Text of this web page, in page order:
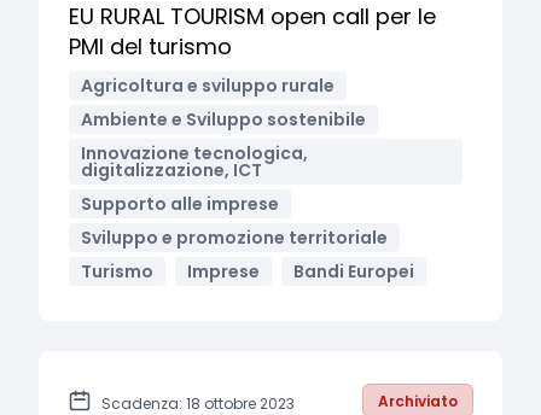
EU RURAL TOURISM open call per le
PMI del turismo
Agricoltura e sviluppo rurale
Ambiente e Sviluppo sostenibile
Innovazione tecnologica,
digitalizzazione, ICT
Supporto alle imprese
Sviluppo e promozione territoriale
Turismo
Imprese Bandi Europei
Scadenza: 18 ottobre 2023 Archiviato